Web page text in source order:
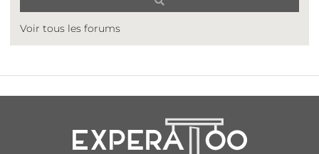
Voir tous les forums